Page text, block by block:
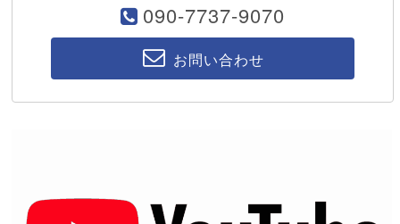
090-7737-9070
お問い合わせ